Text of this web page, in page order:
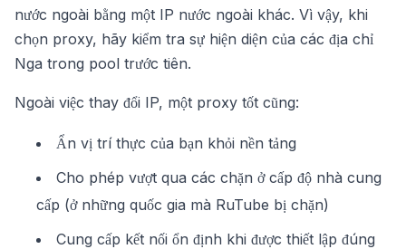
nước ngoài bằng một IP nước ngoài khác. Vì vậy, khi
chọn proxy, hãy kiểm tra sự hiện diện của các địa chỉ
Nga trong pool trước tiên.
Ngoài việc thay đổi IP, một proxy tốt cũng:
Ẩn vị trí thực của bạn khỏi nền tảng
Cho phép vượt qua các chặn ở cấp độ nhà cung
cấp (ở những quốc gia mà RuTube bị chặn)
Cung cấp kết nối ổn định khi được thiết lập đúng